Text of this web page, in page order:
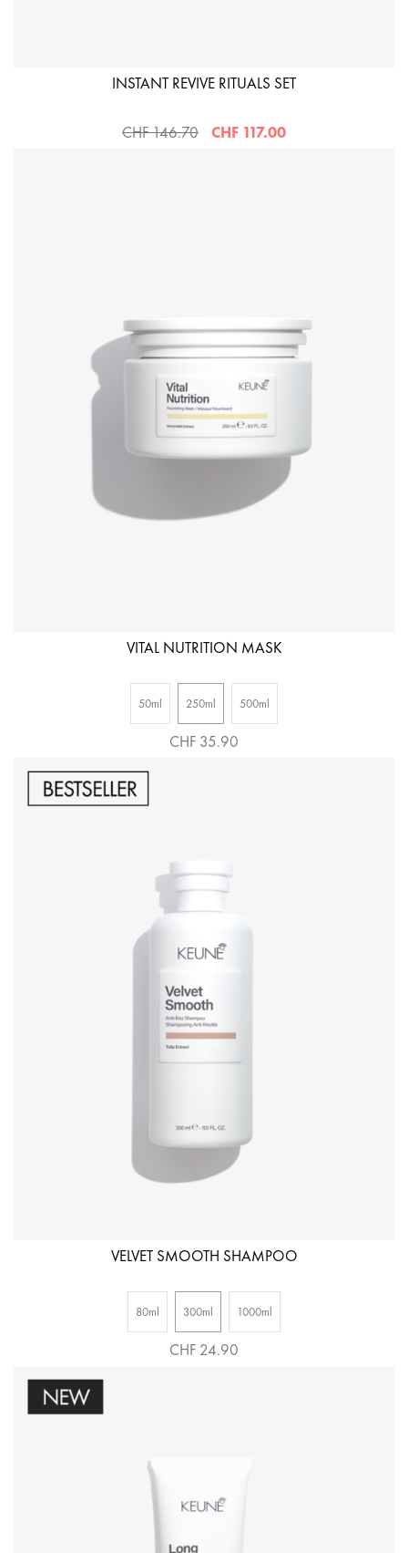
INSTANT REVIVE RITUALS SET
CHF 146.70 CHF 117.00
VITAL NUTRITION MASK
50ml 250ml 500ml
CHF 35.90
VELVET SMOOTH SHAMPOO
80ml 300ml 1000ml
CHF 24.90